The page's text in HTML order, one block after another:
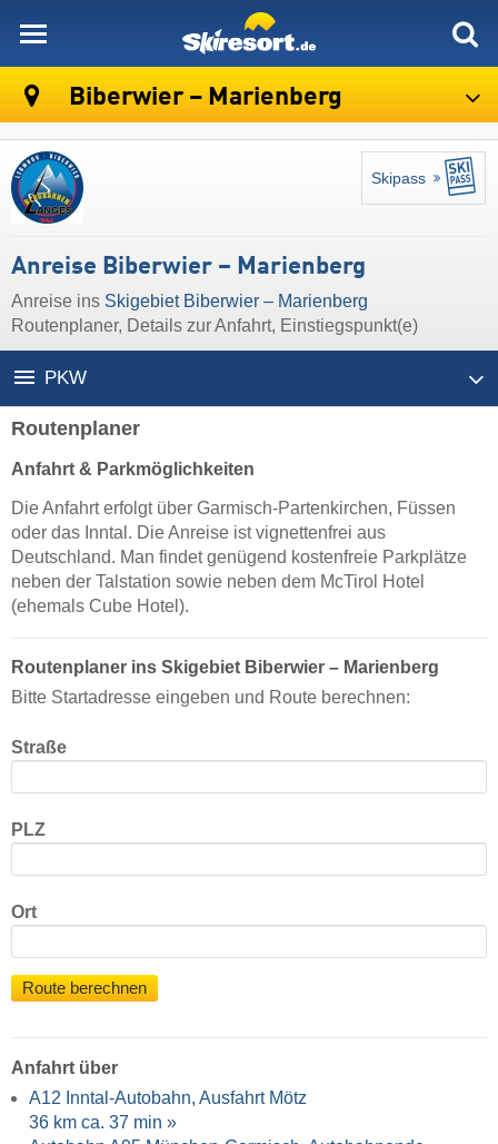
Biberwier – Marienberg
Skipass
Anreise Biberwier – Marienberg
Anreise ins Skigebiet Biberwier – Marienberg
Routenplaner, Details zur Anfahrt, Einstiegspunkt(e)
PKW
Routenplaner
Anfahrt & Parkmöglichkeiten
Die Anfahrt erfolgt über Garmisch-Partenkirchen, Füssen
oder das Inntal. Die Anreise ist vignettenfrei aus
Deutschland. Man findet genügend kostenfreie Parkplätze
neben der Talstation sowie neben dem McTirol Hotel
(ehemals Cube Hotel).
Routenplaner ins Skigebiet Biberwier – Marienberg
Bitte Startadresse eingeben und Route berechnen:
Straße
PLZ
Ort
Route berechnen
Anfahrt über
A12 Inntal-Autobahn, Ausfahrt Mötz
36 km ca. 37 min »